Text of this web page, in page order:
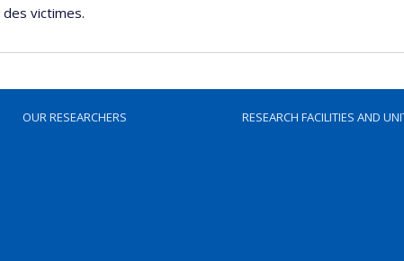
victimes.
OUR RESEARCHERS RESEARCH FACILITIES AND